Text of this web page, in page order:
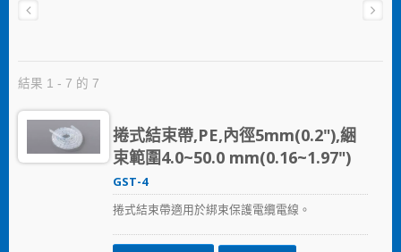
結果 1 - 7 的 7
捲式結束帶,PE,內徑5mm(0.2"),綑
束範圍4.0~50.0 mm(0.16~1.97")
GST-4
捲式結束帶適用於綁束保護電纜電線。